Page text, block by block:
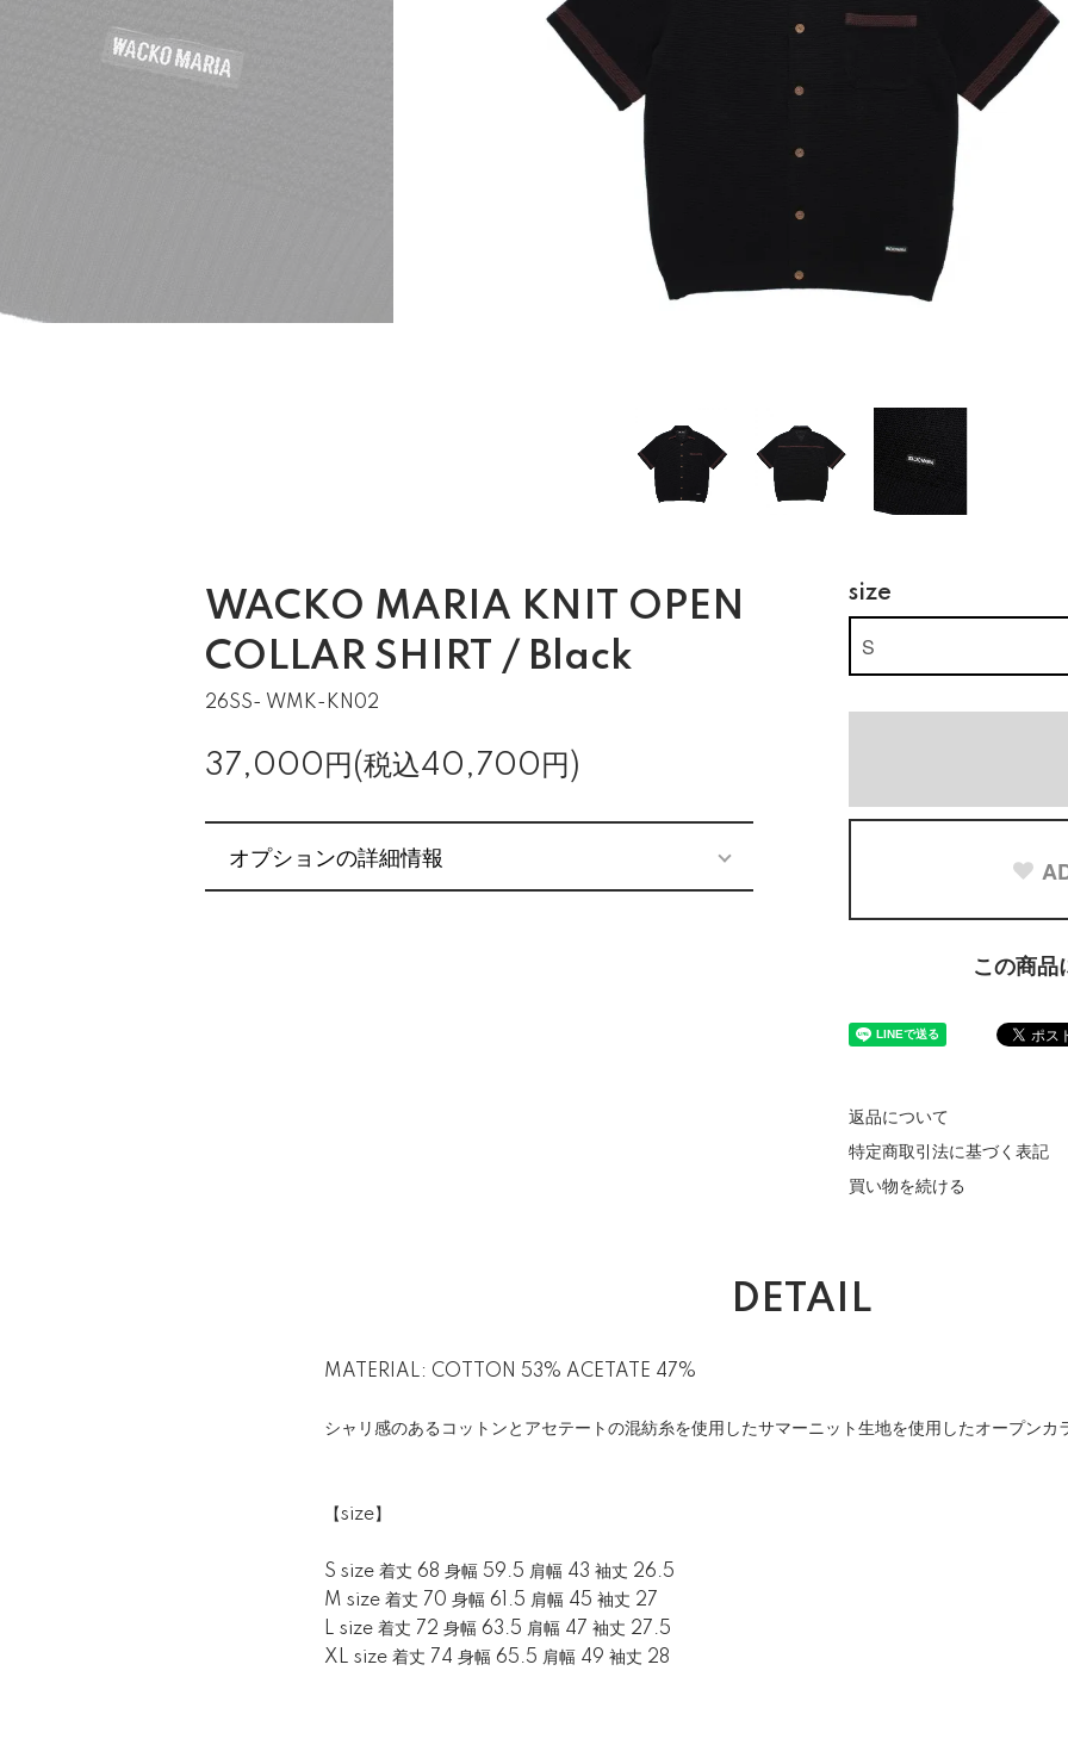
WACKO MARIA KNIT OPEN
COLLAR SHIRT / Black
26SS- WMK-KN02
37,000円(税込40,700円)
オプションの詳細情報
size
この商品
返品について
特定商取引法に基づく表記
買い物を続ける
DETAIL
MATERIAL: COTTON 53% ACETATE 47%
シャリ感のあるコットンとアセテートの混紡糸を使用したサマーニット生地を使用したオープンカ
【size】
S size 着丈 68 身幅 59.5 肩幅 43 袖丈 26.5
M size 着丈 70 身幅 61.5 肩幅 45 袖丈 27
L size 着丈 72 身幅 63.5 肩幅 47 袖丈 27.5
XL size 着丈 74 身幅 65.5 肩幅 49 袖丈 28